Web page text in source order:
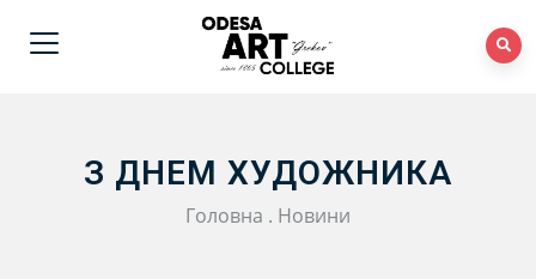
З ДНЕМ ХУДОЖНИКА
Головна . Новини